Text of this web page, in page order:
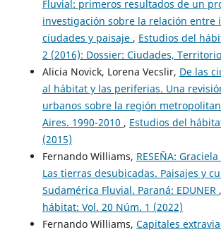
Fluvial: primeros resultados de un
investigación sobre la relación entre
ciudades y paisaje , Estudios del
2 (2016): Dossier: Ciudades,
Alicia Novick, Lorena Vecslir, De las
al hábitat y las periferias. Una
urbanos sobre la región
Aires. 1990-2010 , Estudios del
(2015)
Fernando Williams, RESEÑA:
Las tierras desubicadas. Paisajes y
Sudamérica Fluvial. Paraná: EDUNER ,
hábitat: Vol. 20 Núm. 1 (2022)
Fernando Williams, Capitales